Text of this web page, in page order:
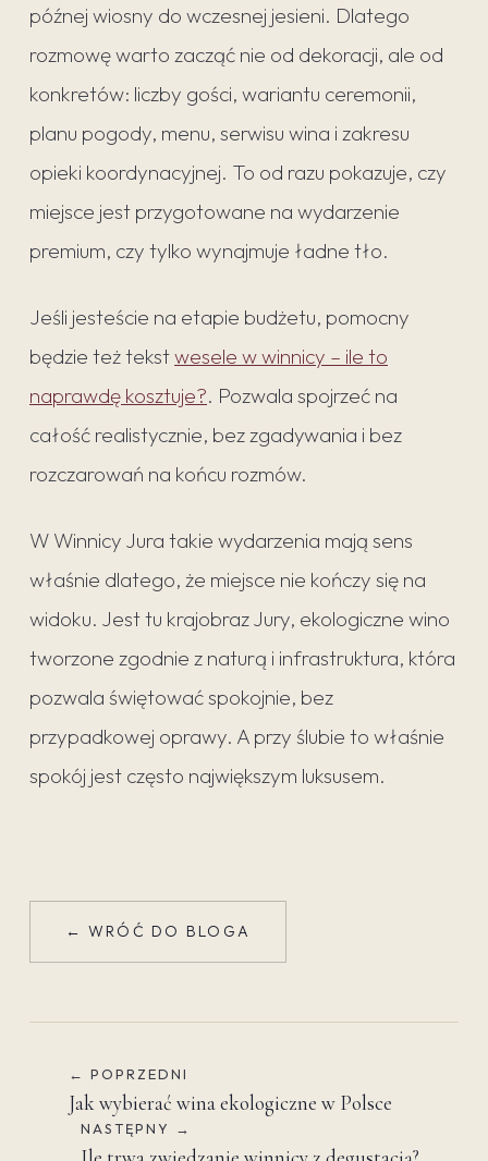
późnej wiosny do wczesnej jesieni. Dlatego
rozmowę warto zacząć nie od dekoracji, ale od
konkretów: liczby gości, wariantu ceremonii,
planu pogody, menu, serwisu wina i zakresu
opieki koordynacyjnej. To od razu pokazuje, czy
miejsce jest przygotowane na wydarzenie
premium, czy tylko wynajmuje ładne tło.
Jeśli jesteście na etapie budżetu, pomocny
będzie też tekstwesele w winnicy – ile to
naprawdę kosztuje?. Pozwala spojrzeć na
całość realistycznie, bez zgadywania i bez
rozczarowań na końcu rozmów.
W Winnicy Jura takie wydarzenia mają sens
właśnie dlatego, że miejsce nie kończy się na
widoku. Jest tu krajobraz Jury, ekologiczne wino
tworzone zgodnie z naturą i infrastruktura, która
pozwala świętować spokojnie, bez
przypadkowej oprawy. A przy ślubie to właśnie
spokój jest często największym luksusem.
← WRÓĆ DO BLOGA
← POPRZEDNI
Jak wybierać wina ekologiczne w Polsce
NASTĘPNY →